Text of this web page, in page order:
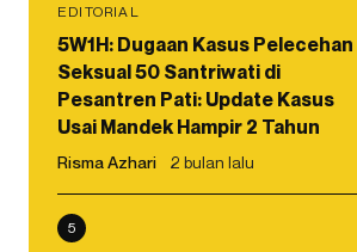
EDITORIAL
5W1H: Dugaan Kasus Pelecehan
Seksual 50 Santriwati di
Pesantren Pati: Update Kasus
Usai Mandek Hampir 2 Tahun
Risma Azhari 2 bulan lalu
5